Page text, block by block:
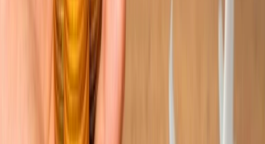
Los vuelos sencillos de solo ida ofrecen más flexibilidad que los de
ida y vuelta, así que, dependiendo de su preferencia, debería
seleccionar el vuelo de solo ida.
Cancelación